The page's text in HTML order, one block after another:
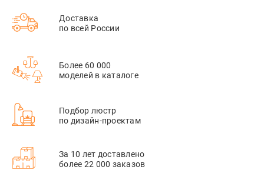
Доставка
по всей России
Более 60 000
моделей в каталоге
Подбор люстр
по дизайн-проектам
За 10 лет доставлено
более 22 000 заказов